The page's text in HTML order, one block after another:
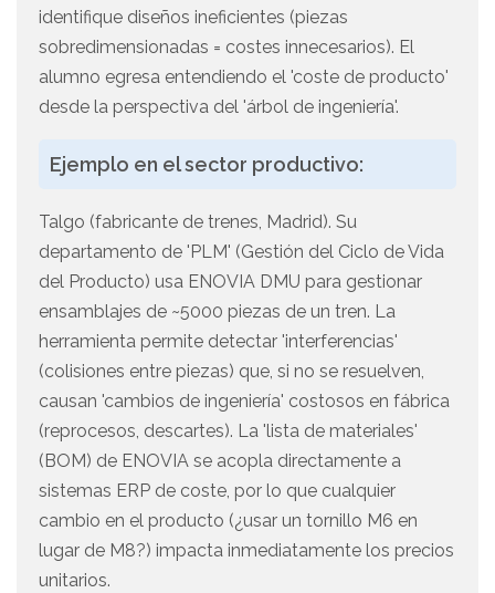
identifique diseños ineficientes (piezas
sobredimensionadas = costes innecesarios). El
alumno egresa entendiendo el 'coste de producto'
desde la perspectiva del 'árbol de ingeniería'.
Ejemplo en el sector productivo:
Talgo (fabricante de trenes, Madrid). Su
departamento de 'PLM' (Gestión del Ciclo de Vida
del Producto) usa ENOVIA DMU para gestionar
ensamblajes de ~5000 piezas de un tren. La
herramienta permite detectar 'interferencias'
(colisiones entre piezas) que, si no se resuelven,
causan 'cambios de ingeniería' costosos en fábrica
(reprocesos, descartes). La 'lista de materiales'
(BOM) de ENOVIA se acopla directamente a
sistemas ERP de coste, por lo que cualquier
cambio en el producto (¿usar un tornillo M6 en
lugar de M8?) impacta inmediatamente los precios
unitarios.